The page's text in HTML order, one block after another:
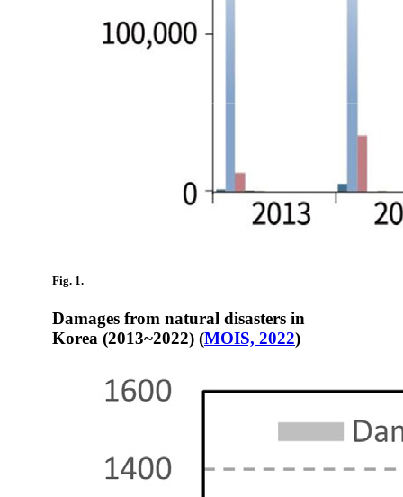
Fig. 1.
Damages from natural disasters in
Korea (2013~2022) (MOIS, 2022)